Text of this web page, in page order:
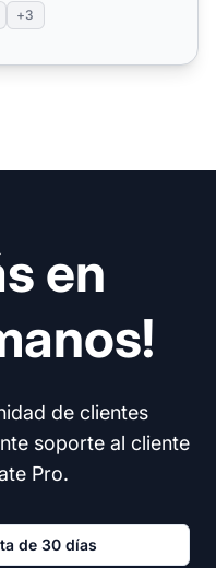
+3
en
de clientes
soporte al cliente
Pro.
de 30 días